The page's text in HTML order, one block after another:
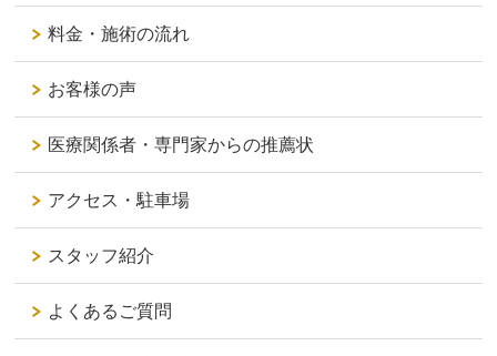
料金・施術の流れ
お客様の声
医療関係者・専門家からの推薦状
アクセス・駐車場
スタッフ紹介
よくあるご質問